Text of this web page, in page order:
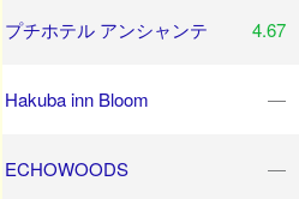
プチホテル アンシャンテ 4.67
Hakuba inn Bloom ―
ECHOWOODS ―